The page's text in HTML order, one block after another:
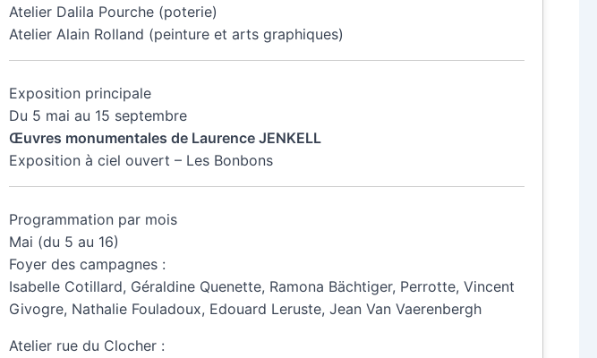
Atelier Dalila Pourche (poterie)
Atelier Alain Rolland (peinture et arts graphiques)
Exposition principale
Du 5 mai au 15 septembre
Œuvres monumentales de Laurence JENKELL
Exposition à ciel ouvert – Les Bonbons
Programmation par mois
Mai (du 5 au 16)
Foyer des campagnes :
Isabelle Cotillard, Géraldine Quenette, Ramona Bächtiger, Perrotte, Vincent
Givogre, Nathalie Fouladoux, Edouard Leruste, Jean Van Vaerenbergh
Atelier rue du Clocher :